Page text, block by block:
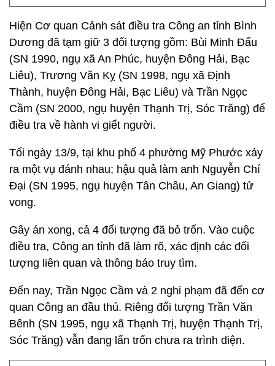
Hiện Cơ quan Cảnh sát điều tra Công an tỉnh Bình
Dương đã tạm giữ 3 đối tượng gồm: Bùi Minh Đấu
(SN 1990, ngụ xã An Phúc, huyện Đông Hải, Bạc
Liêu), Trương Văn Kỵ (SN 1998, ngụ xã Định
Thành, huyện Đông Hải, Bạc Liêu) và Trần Ngọc
Cầm (SN 2000, ngụ huyện Thạnh Trị, Sóc Trăng) để
điều tra về hành vi giết người.
Tối ngày 13/9, tại khu phố 4 phường Mỹ Phước xảy
ra một vụ đánh nhau; hậu quả làm anh Nguyễn Chí
Đại (SN 1995, ngụ huyện Tân Châu, An Giang) tử
vong.
Gây án xong, cả 4 đối tượng đã bỏ trốn. Vào cuộc
điều tra, Công an tỉnh đã làm rõ, xác định các đối
tượng liên quan và thông báo truy tìm.
Đến nay, Trần Ngọc Cầm và 2 nghi phạm đã đến cơ
quan Công an đầu thú. Riêng đối tượng Trần Văn
Bênh (SN 1995, ngụ xã Thạnh Trị, huyện Thạnh Trị,
Sóc Trăng) vẫn đang lẩn trốn chưa ra trình diện.